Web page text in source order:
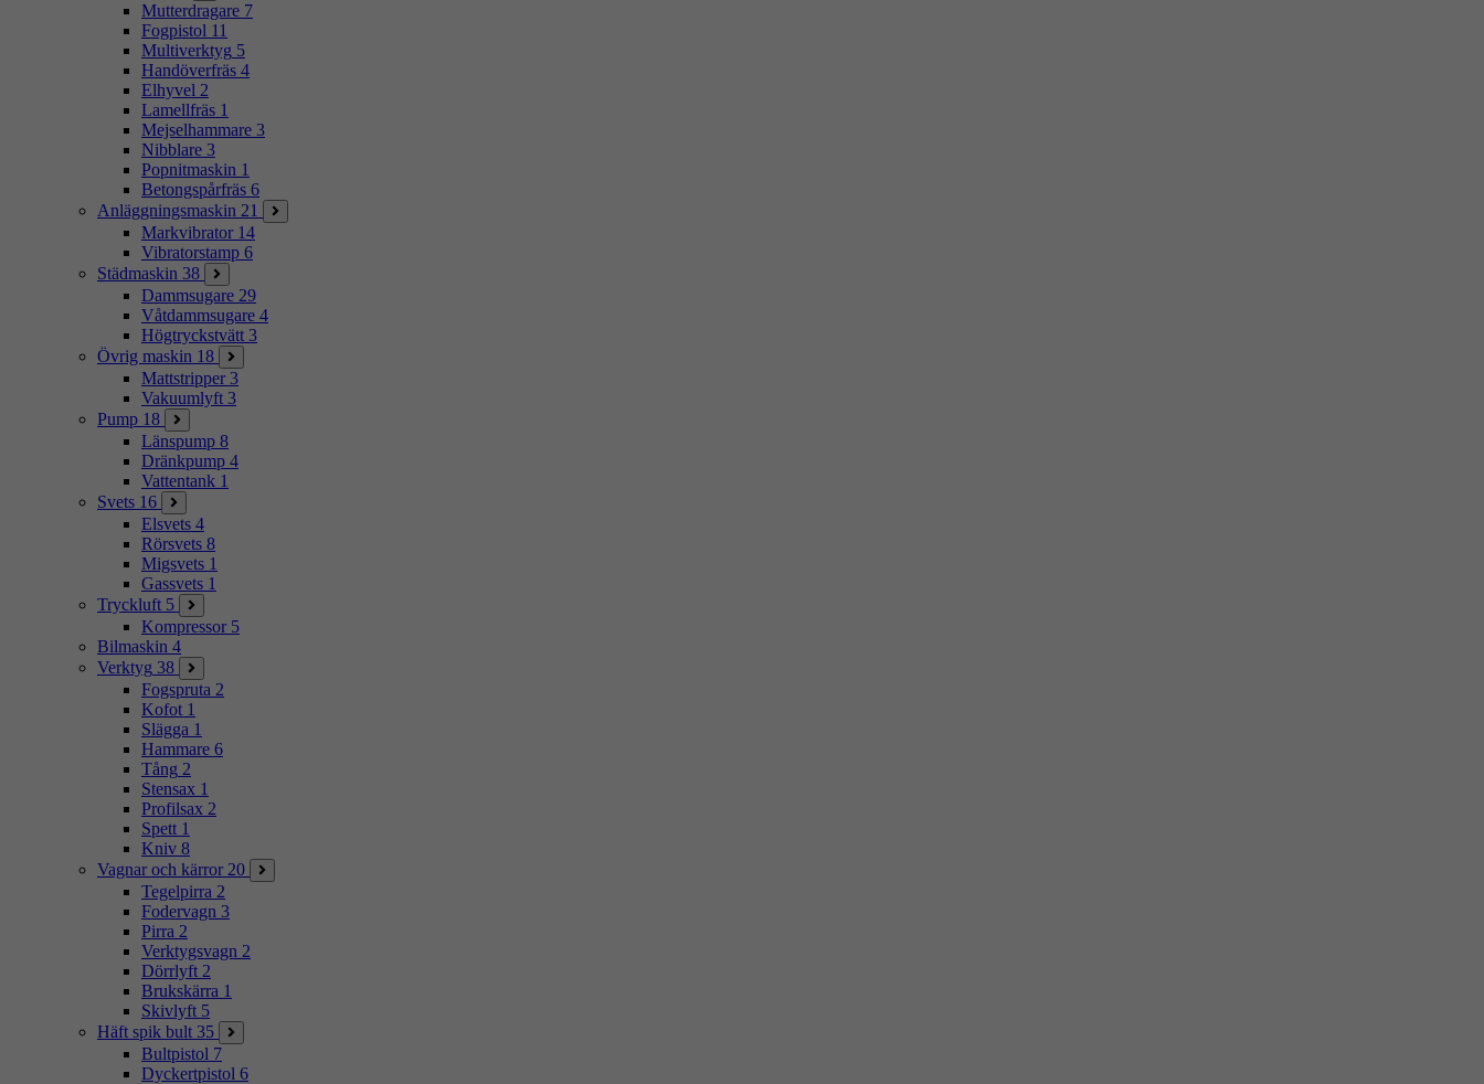
Mutterdragare 7
Fogpistol 11
Multiverktyg 5
Handöverfräs 4
Elhyvel 2
Lamellfräs 1
Mejselhammare 3
Nibblare 3
Popnitmaskin 1
Betongspårfräs 6
Anläggningsmaskin 21
Markvibrator 14
Vibratorstamp 6
Städmaskin 38
Dammsugare 29
Våtdammsugare 4
Högtryckstvätt 3
Övrig maskin 18
Mattstripper 3
Vakuumlyft 3
Pump 18
Länspump 8
Dränkpump 4
Vattentank 1
Svets 16
Elsvets 4
Rörsvets 8
Migsvets 1
Gassvets 1
Tryckluft 5
Kompressor 5
Bilmaskin 4
Verktyg 38
Fogspruta 2
Kofot 1
Slägga 1
Hammare 6
Tång 2
Stensax 1
Profilsax 2
Spett 1
Kniv 8
Vagnar och kärror 20
Tegelpirra 2
Fodervagn 3
Pirra 2
Verktygsvagn 2
Dörrlyft 2
Brukskärra 1
Skivlyft 5
Häft spik bult 35
Bultpistol 7
Dyckertpistol 6